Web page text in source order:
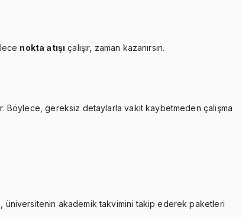
nokta atışı çalışır, zaman kazanırsın.
Böylece, gereksiz detaylarla vakit kaybetmeden çalışma
üniversitenin akademik takvimini takip ederek paketleri